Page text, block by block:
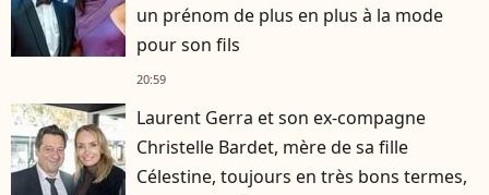
un prénom de plus en plus à la mode
pour son fils
20:59
Laurent Gerra et son ex-compagne
Christelle Bardet, mère de sa fille
Célestine, toujours en très bons termes,